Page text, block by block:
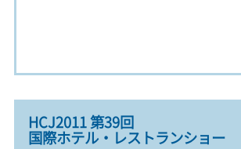
HCJ2011 第39回
国際ホテル・レストランショー